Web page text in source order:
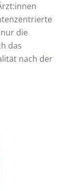
die
das
nach der